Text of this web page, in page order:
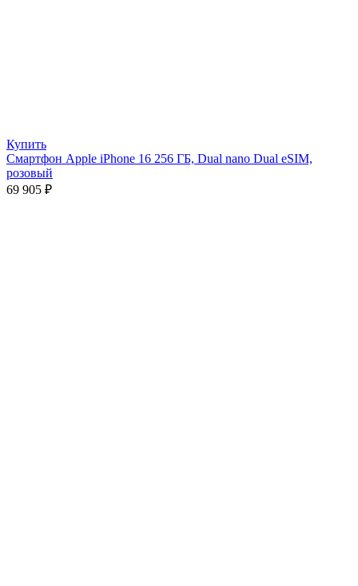
Купить
Смартфон Apple iPhone 16 256 ГБ, Dual nano Dual eSIM,
розовый
69 905 ₽